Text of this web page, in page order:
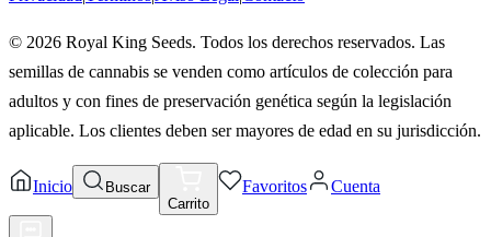
© 2026 Royal King Seeds. Todos los derechos reservados. Las
semillas de cannabis se venden como artículos de colección para
adultos y con fines de preservación genética según la legislación
aplicable. Los clientes deben ser mayores de edad en su jurisdicción.
Inicio
Buscar
Carrito
Favoritos Cuenta